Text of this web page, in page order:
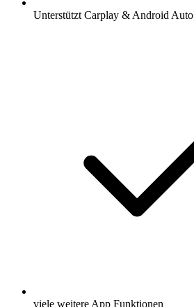
Unterstützt Carplay & Android Auto
viele weitere App Funktionen